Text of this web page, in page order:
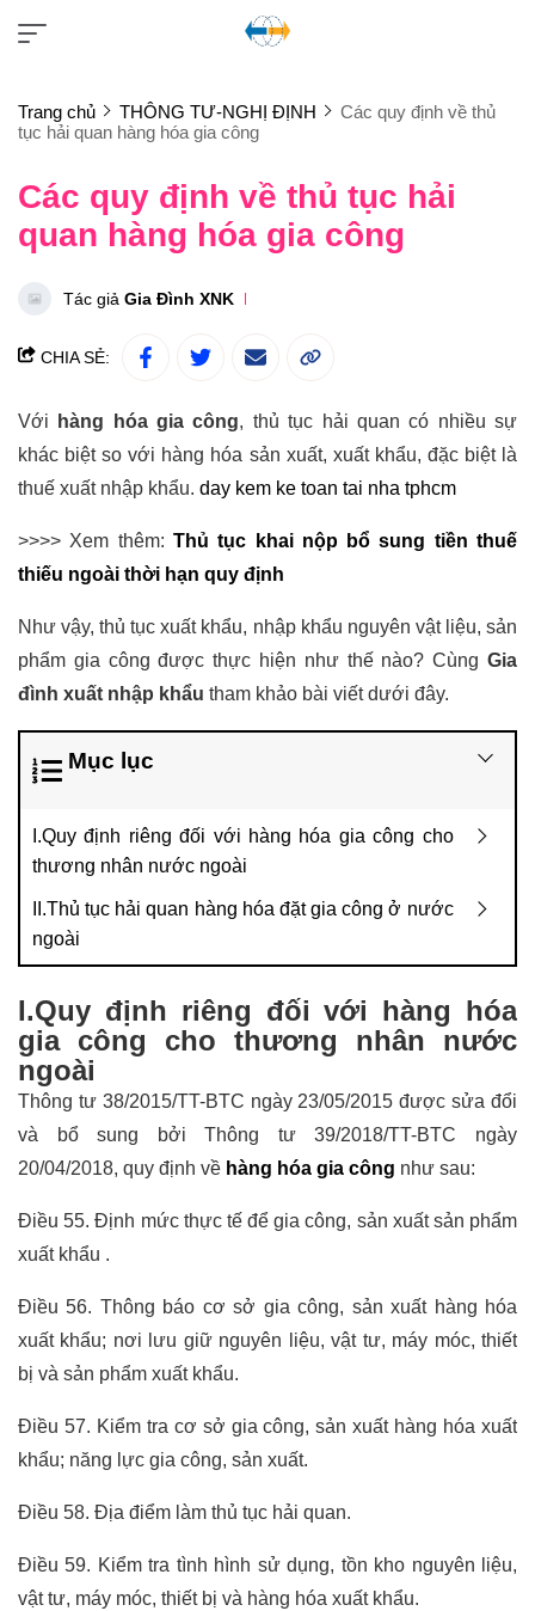
Trang chủ THÔNG TƯ-NGHỊ ĐỊNH
Các quy định về thủ
tục hải quan hàng hóa gia công
Các quy định về thủ tục hải
quan hàng hóa gia công
Tác giả Gia Đình XNK
CHIA SẺ:
Với hàng hóa gia công, thủ tục hải quan có nhiều sự
khác biệt so với hàng hóa sản xuất, xuất khẩu, đặc biệt là
thuế xuất nhập khẩu. day kem ke toan tai nha tphcm
>>>> Xem thêm: Thủ tục khai nộp bổ sung tiền thuế
thiếu ngoài thời hạn quy định
Như vậy, thủ tục xuất khẩu, nhập khẩu nguyên vật liệu, sản
phẩm gia công được thực hiện như thế nào? Cùng Gia
đình xuất nhập khẩu tham khảo bài viết dưới đây.
Mục lục
I.Quy định riêng đối với hàng hóa gia công cho
thương nhân nước ngoài
II.Thủ tục hải quan hàng hóa đặt gia công ở nước
ngoài
I.Quy định riêng đối với hàng hóa
gia công cho thương nhân nước
ngoài
Thông tư 38/2015/TT-BTC ngày 23/05/2015 được sửa đổi
và bổ sung bởi Thông tư 39/2018/TT-BTC ngày
20/04/2018, quy định về hàng hóa gia công như sau:
Điều 55. Định mức thực tế để gia công, sản xuất sản phẩm
xuất khẩu .
Điều 56. Thông báo cơ sở gia công, sản xuất hàng hóa
xuất khẩu; nơi lưu giữ nguyên liệu, vật tư, máy móc, thiết
bị và sản phẩm xuất khẩu.
Điều 57. Kiểm tra cơ sở gia công, sản xuất hàng hóa xuất
khẩu; năng lực gia công, sản xuất.
Điều 58. Địa điểm làm thủ tục hải quan.
Điều 59. Kiểm tra tình hình sử dụng, tồn kho nguyên liệu,
vật tư, máy móc, thiết bị và hàng hóa xuất khẩu.